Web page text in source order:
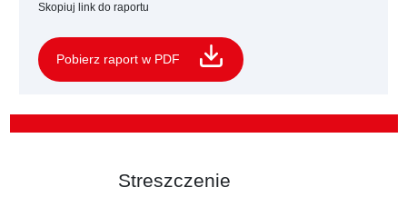
Skopiuj link do raportu
Pobierz raport w PDF
Streszczenie